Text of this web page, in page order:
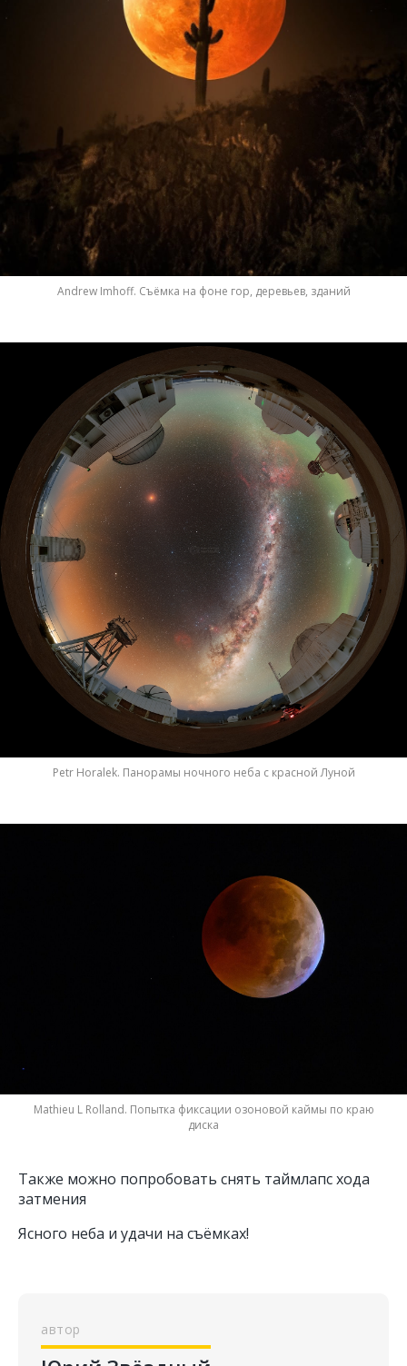
Andrew Imhoff. Съёмка на фоне гор, деревьев, зданий
Petr Horalek. Панорамы ночного неба с красной Луной
Mathieu L Rolland. Попытка фиксации озоновой каймы по краю
диска
Также можно попробовать снять таймлапс хода
затмения
Ясного неба и удачи на съёмках!